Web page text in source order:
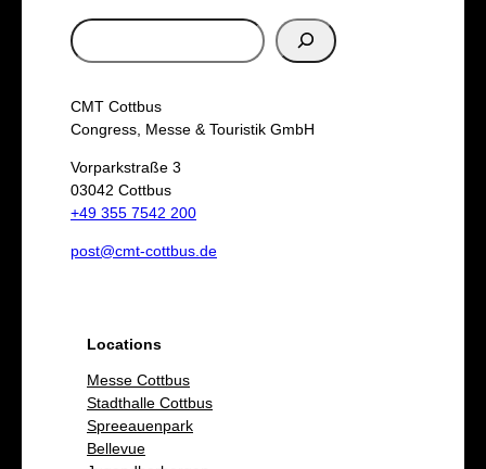
S
u
c
h
e
n
CMT Cottbus
Congress, Messe & Touristik GmbH
Vorparkstraße 3
03042 Cottbus
+49 355 7542 200
post@cmt-cottbus.de
Locations
Messe Cottbus
Stadthalle Cottbus
Spreeauenpark
Bellevue